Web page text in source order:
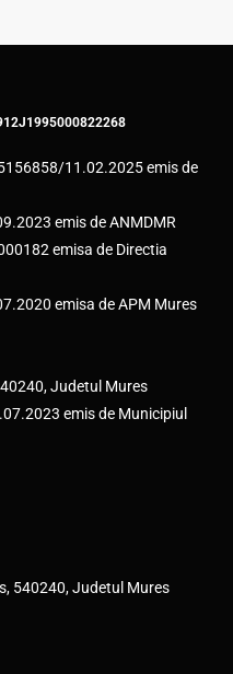
J1995000822268
11.02.2025 emis de
emis de ANMDMR
emisa de Directia
emisa de APM Mures
Judetul Mures
emis de Municipiul
540240, Judetul Mures